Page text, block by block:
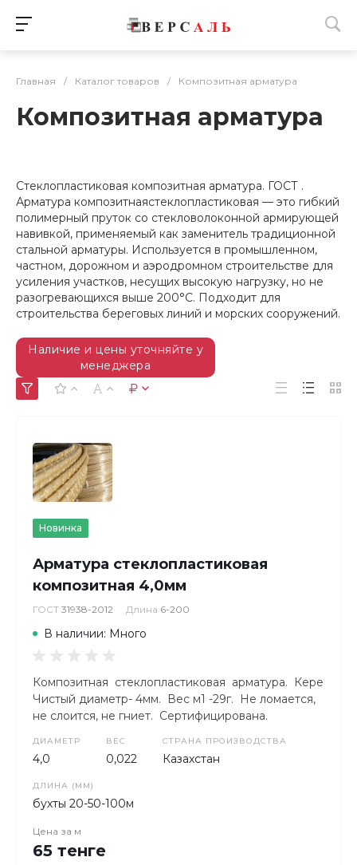
Главная / Каталог товаров / Композитная арматура
Композитная арматура
Стеклопластиковая композитная арматура. ГОСТ .
Арматура композитнаястеклопластиковая — это гибкий
полимерный пруток со стекловолоконной армирующей
навивкой, применяемый как заменитель традиционной
стальной арматуры. Используется в промышленном,
частном, дорожном и аэродромном строительстве для
усиления участков, несущих высокую нагрузку, но не
разогревающихся выше 200°C. Подходит для
строительства береговых линий и морских сооружений.
Наличие и цены уточняйте у
менеджера
Новинка
Арматура стеклопластиковая
композитная 4,0мм
ГОСТ 31938-2012 Длина 6-200
В наличии: Много
Композитная стеклопластиковая арматура.
Чистый диаметр- 4мм. Вес м1 -29г. Не ломается,
не слоится, не гниет. Сертифицирована.
ДИАМЕТР
4,0
ВЕС
0,022
СТРАНА ПРОИЗВОДСТВА
Казахстан
ДЛИНА (ММ)
бухты 20-50-100м
Цена за м
65 тенге